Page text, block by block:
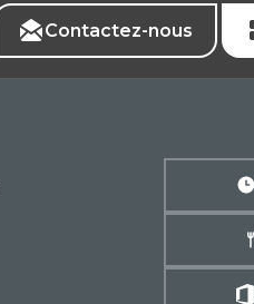
Contactez-nous